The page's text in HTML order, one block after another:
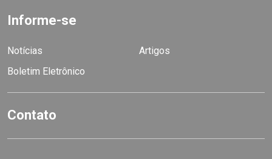
Informe-se
Notícias
Artigos
Boletim Eletrônico
Contato